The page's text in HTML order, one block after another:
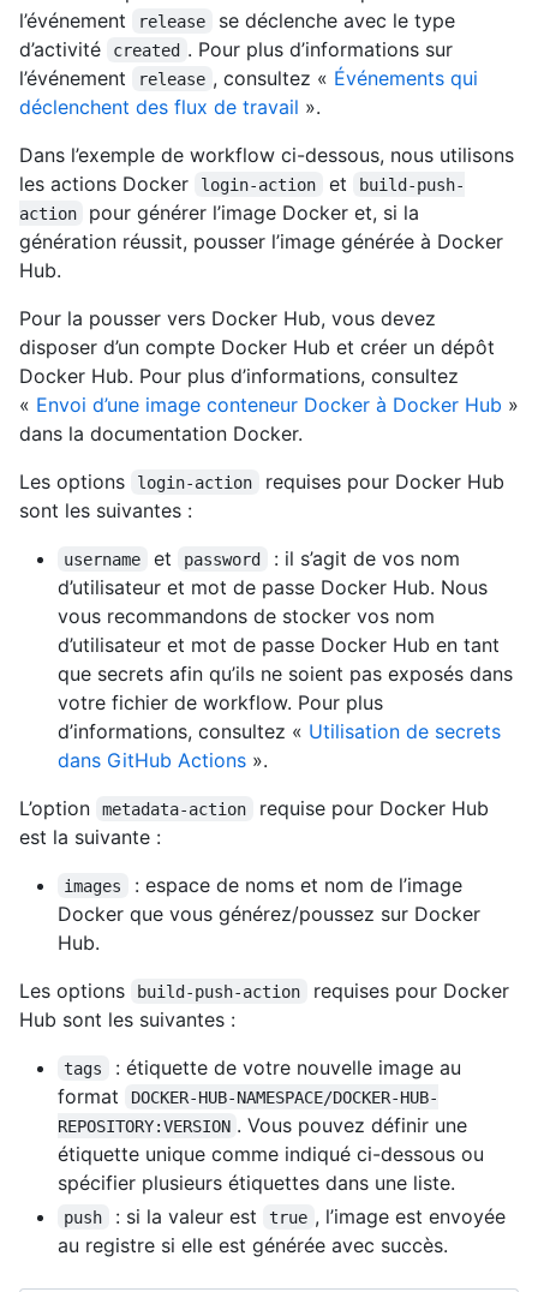
l’événement
release
se déclenche avec le type
d’activité
created . Pour plus d’informations sur
l’événement
release , consultez « Événements qui
déclenchent des flux de travail ».
Dans l’exemple de workflow ci-dessous, nous utilisons
les actions Docker
login-action et
build-push-
action
pour générer l’image Docker et, si la
génération réussit, pousser l’image générée à Docker
Hub.
Pour la pousser vers Docker Hub, vous devez
disposer d’un compte Docker Hub et créer un dépôt
Docker Hub. Pour plus d’informations, consultez
« Envoi d’une image conteneur Docker à Docker Hub »
dans la documentation Docker.
Les options
login-action
requises pour Docker Hub
sont les suivantes :
username et password
: il s’agit de vos nom
d’utilisateur et mot de passe Docker Hub. Nous
vous recommandons de stocker vos nom
d’utilisateur et mot de passe Docker Hub en tant
que secrets afin qu’ils ne soient pas exposés dans
votre fichier de workflow. Pour plus
d’informations, consultez « Utilisation de secrets
dans GitHub Actions ».
L’option
metadata-action
requise pour Docker Hub
est la suivante :
images
: espace de noms et nom de l’image
Docker que vous générez/poussez sur Docker
Hub.
Les options
build-push-action
requises pour Docker
Hub sont les suivantes :
tags
: étiquette de votre nouvelle image au
format
DOCKER-HUB-NAMESPACE/DOCKER-HUB-
REPOSITORY:VERSION . Vous pouvez définir une
étiquette unique comme indiqué ci-dessous ou
spécifier plusieurs étiquettes dans une liste.
push : si la valeur est true , l’image est envoyée
au registre si elle est générée avec succès.